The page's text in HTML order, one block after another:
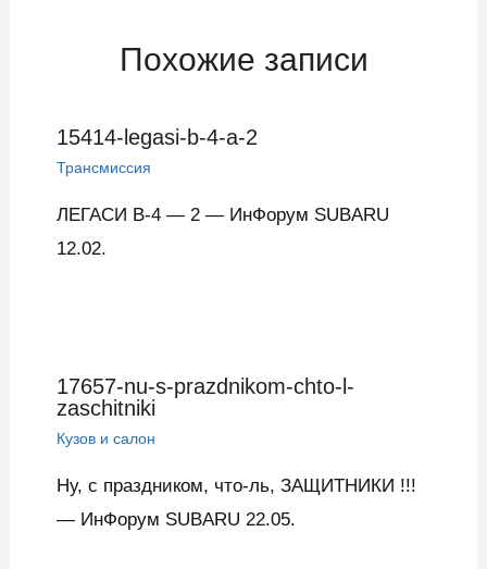
Похожие записи
15414-legasi-b-4-a-2
Трансмиссия
ЛЕГАСИ B-4 — 2 — ИнФорум SUBARU
12.02.
17657-nu-s-prazdnikom-chto-l-
zaschitniki
Кузов и салон
Ну, с праздником, что-ль, ЗАЩИТНИКИ !!!
— ИнФорум SUBARU 22.05.